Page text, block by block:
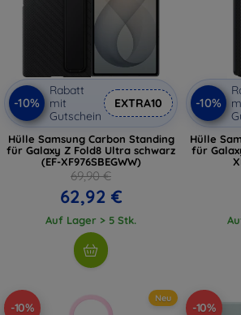
-10%
Rabatt
mit
Gutschein
EXTRA10
Hülle Samsung Carbon Standing
für Galaxy Z Fold8 Ultra schwarz
(EF-XF976SBEGWW)
69,90 €
62,92 €
Auf Lager > 5 Stk.
-10%
Hülle
für
-10%
Neu
-10%